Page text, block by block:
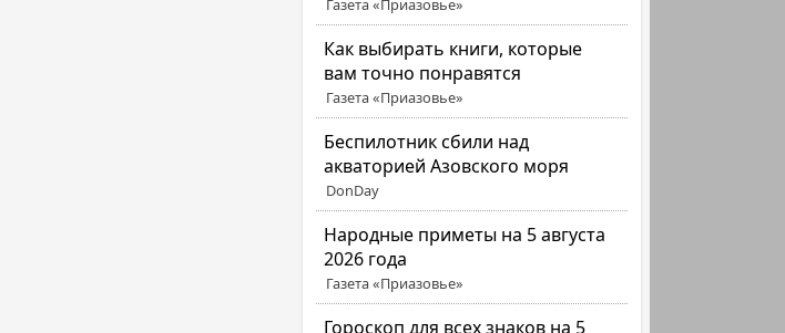
Газета «Приазовье»
Как выбирать книги, которые
вам точно понравятся
Газета «Приазовье»
Беспилотник сбили над
акваторией Азовского моря
DonDay
Народные приметы на 5 августа
2026 года
Газета «Приазовье»
Гороскоп для всех знаков на 5